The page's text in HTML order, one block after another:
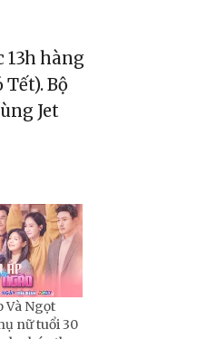
13h hàng
Bộ
Jet
Và Ngọt
nữ tuổi 30